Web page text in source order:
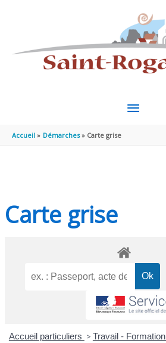
MENU
Accueil Démarches Carte grise
Carte grise
Accueil particuliers > Travail - Formation